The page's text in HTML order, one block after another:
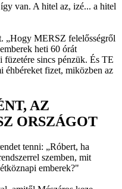
van. A hitel az, izé... a hitel
„Hogy MERSZ felelősségről
heti 60 órát
sincs pénzük. És TE
éhbéreket fizet, miközben az
AZ
ORSZÁGOT
tenni: „Róbert, ha
szemben, mit
emberek?"